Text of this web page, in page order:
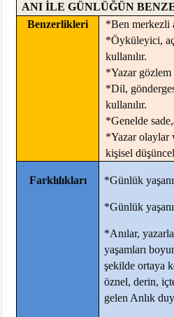
ANI İLE GÜNLÜĞÜN
Benzerlikleri
*Ben merkezli
*Öyküleyici,
kullanılır.
*Yazar gözlem
*Dil,
kullanılır.
*Genelde
*Yazar olaylar
kişisel
Farklılıkları *Günlük
*Günlük
*Anılar,
yaşamları
şekilde ortaya
öznel, derin,
gelen Anlık